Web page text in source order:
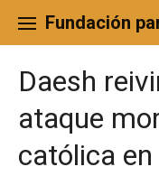
content
Fundación
Daesh
ataque
católica